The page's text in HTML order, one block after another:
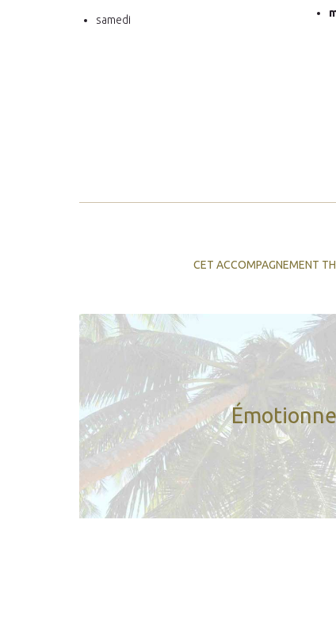
samedi
CET ACCOMPAGNEMENT
Vous vivez une relation
Vous vous sentez
Vous traversez un
Vous vous sentez mal et